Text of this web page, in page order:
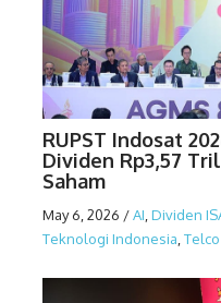
RUPST Indosat
Dividen Rp3,57
Saham
May 6, 2026 /AI Dividen
Teknologi Indonesia Telco